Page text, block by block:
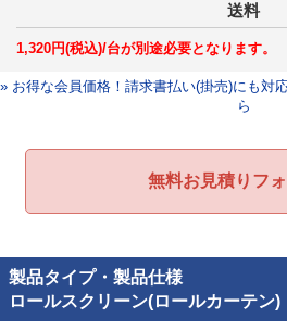
送料
1,320円(税込)/台が別途必要となります。
» お得な会員価格！請求書払い(掛売)にも対
ら
無料お見積りフ
製品タイプ・製品仕様
ロールスクリーン(ロールカーテン)